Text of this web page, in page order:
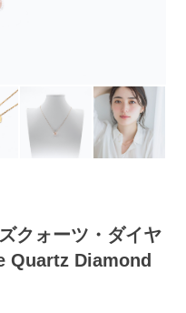
クォーツ・ダイヤ
Quartz Diamond